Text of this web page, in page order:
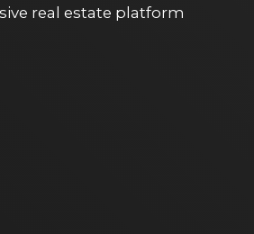
real estate platform